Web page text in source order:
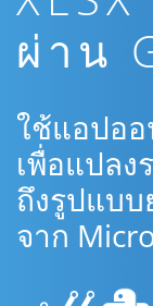
ผ่าน
ใช้แอปออ
เพื่อแปลง
ถึงรูปแบ
จาก